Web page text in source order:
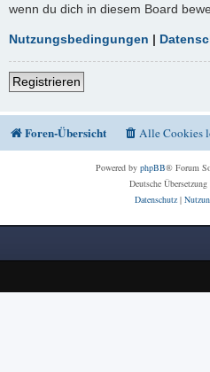
wenn du dich in diesem Board
Nutzungsbedingungen |
Registrieren
Foren-Übersicht Alle Cookies
Powered by phpBB® Forum
Deutsche
Datenschutz|